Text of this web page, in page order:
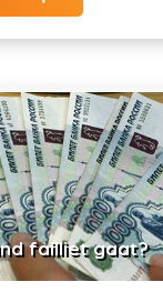
failliet gaat?